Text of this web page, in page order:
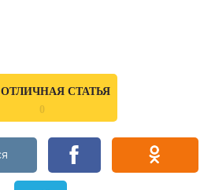
ОТЛИЧНАЯ СТАТЬЯ
0